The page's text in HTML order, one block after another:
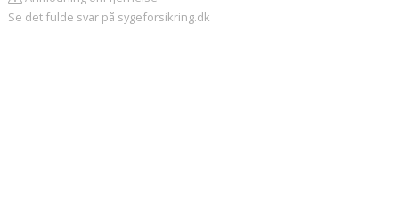
Se det fulde svar på sygeforsikring.dk